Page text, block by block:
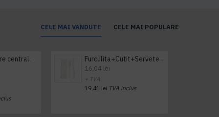
CELE MAI VANDUTE CELE MAI POPULARE
Prosop derulare centrala 1 pliu, 300 m Tork Furculita+Cutit+Servetel 100buc/set
16,04 lei
+ TVA
19,41 lei TVA inclus